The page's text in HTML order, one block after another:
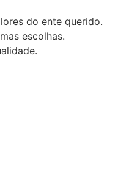
do ente querido.
escolhas.